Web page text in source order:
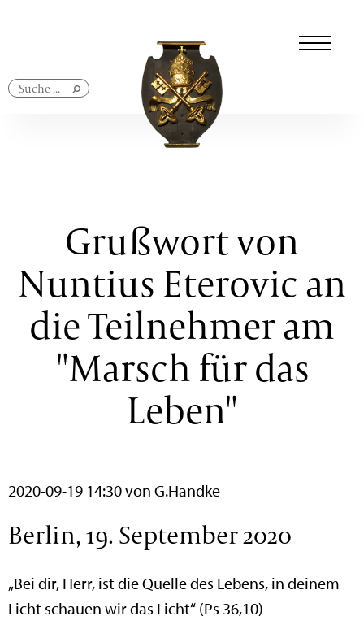
Grußwort von
Nuntius Eterovic an
die Teilnehmer am
"Marsch für das
Leben"
2020-09-19 14:30von G.Handke
Berlin, 19. September 2020
„Bei dir, Herr, ist die Quelle des Lebens, in deinem
Licht schauen wir das Licht“ (Ps 36,10)